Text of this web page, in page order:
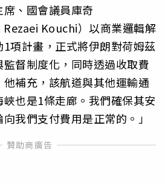
、國會議員庫奇
Rezaei Kouchi）以商業邏輯解
項計畫，正式將伊朗對荷姆茲
督制度化，同時透過收取費
補充，該航道與其他運輸通
也是1條走廊。我們確保其安
我們支付費用是正常的。」